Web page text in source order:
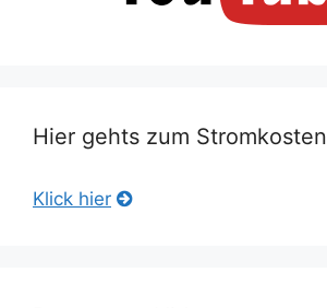
Hier gehts zum
Klick hier